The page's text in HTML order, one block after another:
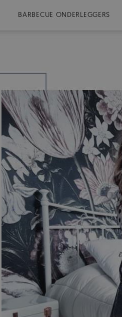
BARBECUE ONDERLEGGERS